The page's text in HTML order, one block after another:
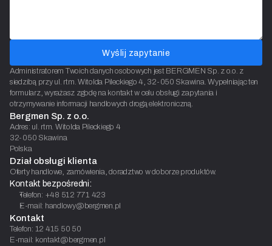
Wyślij zapytanie
Administratorem Twoich danych osobowych jest BERGMEN Sp. z o.o. z
siedzibą przy ul. rtm. Witolda Pileckiego 4, 32-050 Skawina. Wypełniając ten
formularz, wyrażasz zgodę na kontakt w celu obsługi zapytania i
otrzymywanie informacji handlowych drogą elektroniczną.
Bergmen Sp. z o.o.
Adres: ul. rtm. Witolda Pileckiego 4
32-050 Skawina
Polska
Dział obsługi klienta
Oferty handlowe, zamówienia, doradztwo w doborze produktów.
Kontakt bezpośredni:
Telefon: +48 512 771 423
E-mail: handlowy@bergmen.pl
Kontakt
Telefon: 12 415 50 50
E-mail: kontakt@bergmen.pl